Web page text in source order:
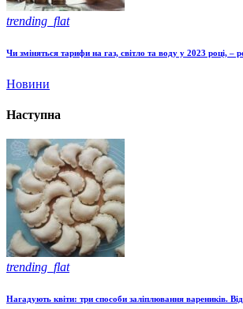
trending_flat
Чи зміняться тарифи на газ, світло та воду у 2023 році, –
Новини
Наступна
trending_flat
Нагадують квіти: три способи заліплювання вареників.